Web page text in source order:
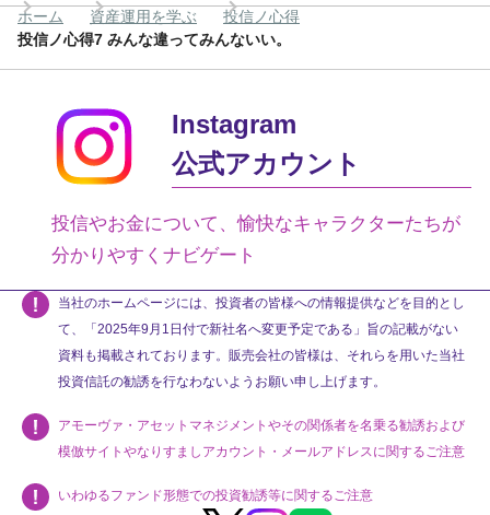
ホーム 資産運用を学ぶ
投信ノ心得
投信ノ心得7 みんな違ってみんないい。
Instagram
公式アカウント
投信やお金について、愉快なキャラクターたちが
分かりやすくナビゲート
当社のホームページには、投資者の皆様への情報提供などを目的とし
て、「2025年9月1日付で新社名へ変更予定である」旨の記載がない
資料も掲載されております。販売会社の皆様は、それらを用いた当社
投資信託の勧誘を行なわないようお願い申し上げます。
アモーヴァ・アセットマネジメントやその関係者を名乗る勧誘および
模倣サイトやなりすましアカウント・メールアドレスに関するご注意
いわゆるファンド形態での投資勧誘等に関するご注意